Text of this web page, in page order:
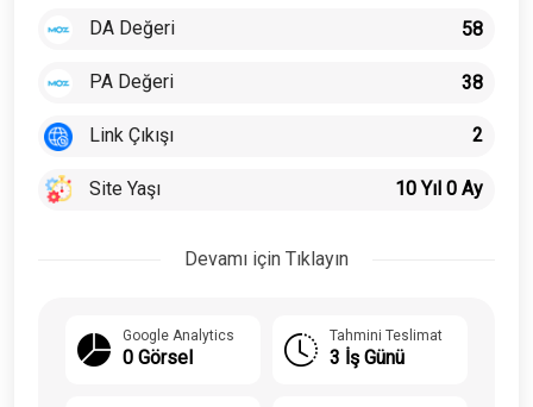
DA Değeri 58
PA Değeri 38
Link Çıkışı 2
Site Yaşı 10 Yıl 0 Ay
Devamı için Tıklayın
Google Analytics
0 Görsel
Tahmini Teslimat
3 İş Günü